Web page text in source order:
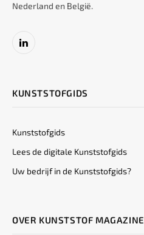
Nederland en België.
LinkedIn
KUNSTSTOFGIDS
Kunststofgids
Lees de digitale Kunststofgids
Uw bedrijf in de Kunststofgids?
OVER KUNSTSTOF MAGAZINE